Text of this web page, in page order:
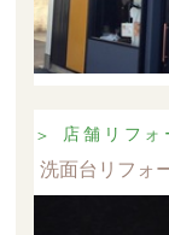
店舗リフォ
洗面台リフォ